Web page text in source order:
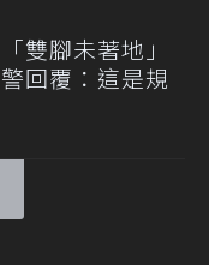
雙腳未著地」
回覆：這是規